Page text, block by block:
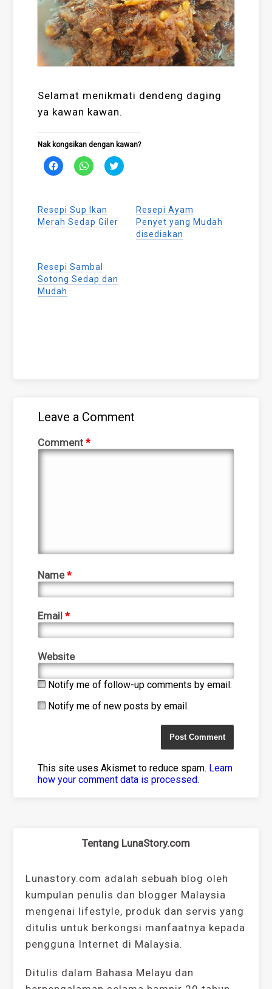
Selamat menikmati dendeng daging
ya kawan kawan.
Nak kongsikan dengan kawan?
Click
to
(Opens
in
new
window)
Click
to
(Opens
in
new
window)
Click
to
(Opens
window)
Resepi Sup Ikan
Merah Sedap Giler
Resepi Ayam
Penyet yang Mudah
disediakan
Resepi Sambal
Sotong Sedap dan
Mudah
Leave a Comment
Comment*
Name*
Email*
Website
Notify me of follow-up comments by email.
Notify me of new posts by email.
This site uses Akismet to reduce spam. Learn
how your comment data is processed.
Tentang LunaStory.com
Lunastory.com adalah sebuah blog oleh
kumpulan penulis dan blogger Malaysia
mengenai lifestyle, produk dan servis yang
ditulis untuk berkongsi manfaatnya kepada
pengguna Internet di Malaysia.
Ditulis dalam Bahasa Melayu dan